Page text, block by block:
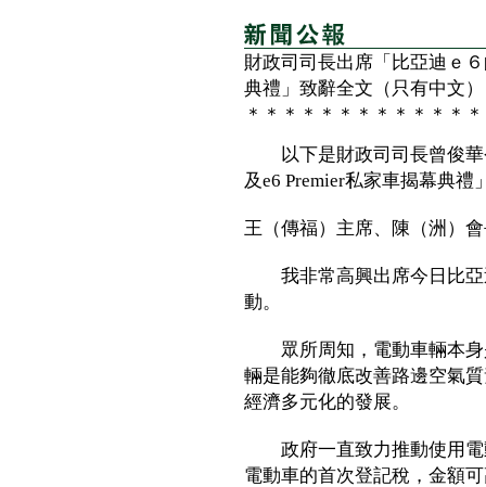
財政司司長出席「比亞迪ｅ
典禮」致辭全文（只有中文
＊＊＊＊＊＊＊＊＊＊＊＊
以下是財政司司長曾俊華
及e6 Premier私家車揭幕典禮
王（傳福）主席、陳（洲）
我非常高興出席今日比亞
動。
眾所周知，電動車輛本身
輛是能夠徹底改善路邊空氣
經濟多元化的發展。
政府一直致力推動使用電
電動車的首次登記稅，金額